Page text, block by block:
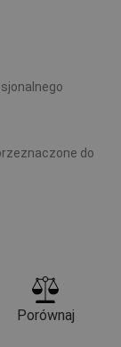
do
Porównaj